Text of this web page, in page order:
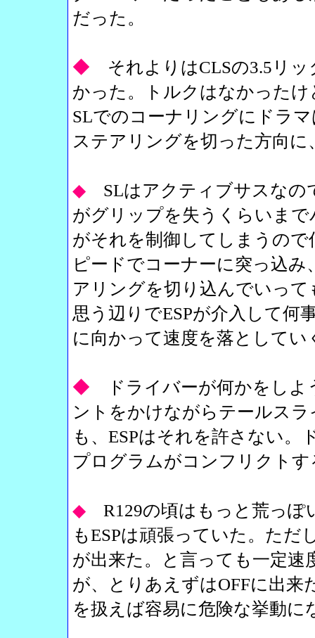
だった。
◆ それよりはCLSの3.5リ
かった。トルクはなかったけ
SLでのコーナリングにドラ
ステアリングを切った方向
◆ SLはアクティブサスな
がグリップを失うくらいまで
がそれを制御してしまうの
ピードでコーナーに突っ込
アリングを切り込んでいっ
思う辺りでESPが介入して何
に向かって速度を落としてい
◆
ドライバーが何かをし
ントをかけながらテールス
も、ESPはそれを許さない。
プログラムがコンフリクトす
◆ R129の頃はもっと荒っ
もESPは頑張っていた。ただ
が出来た。と言っても一定速
が、とりあえずはOFFに出
を扱えば容易に危険な挙動に